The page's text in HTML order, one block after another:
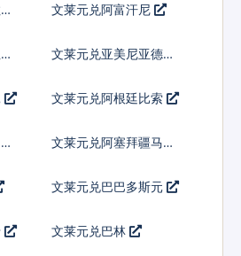
文莱元兑阿富汗尼
文莱元兑亚美尼亚德拉
文莱元兑阿根廷比索
文莱元兑阿塞拜疆马纳
文莱元兑巴巴多斯元
文莱元兑巴林